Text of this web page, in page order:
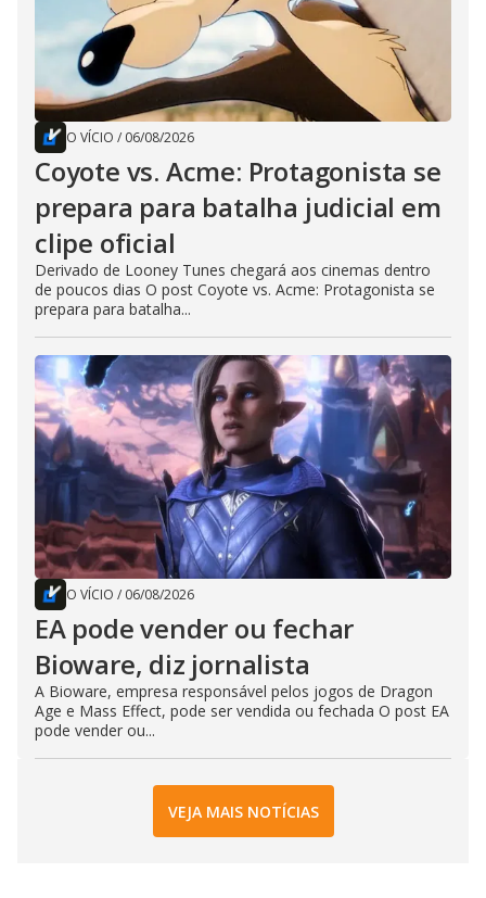
O VÍCIO / 06/08/2026
Coyote vs. Acme: Protagonista se
prepara para batalha judicial em
clipe oficial
Derivado de Looney Tunes chegará aos cinemas dentro
de poucos dias O post Coyote vs. Acme: Protagonista se
prepara para batalha...
O VÍCIO / 06/08/2026
EA pode vender ou fechar
Bioware, diz jornalista
A Bioware, empresa responsável pelos jogos de Dragon
Age e Mass Effect, pode ser vendida ou fechada O post EA
pode vender ou...
VEJA MAIS NOTÍCIAS